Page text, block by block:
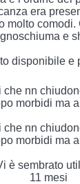
era
molto
e
disponibile e
nn
morbidi ma
nn
morbidi ma
è sembrato
11 mesi